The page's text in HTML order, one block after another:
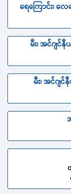
ရေကြောင်း၊ လ
မီး၊ အင်ဂျ
မီး၊ အင်ဂျ